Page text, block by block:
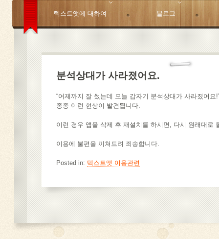
텍스트앳에 대하여 블로그
분석상대가 사라졌어요.
“어제까지 잘 썼는데 오늘 갑자기 분석상대가 사라졌어요
종종 이런 현상이 발견됩니다.
이런 경우 앱을 삭제 후 재설치를 하시면, 다시 원래대로
이용에 불편을 끼쳐드려 죄송합니다.
Posted in: 텍스트앳 이용관련